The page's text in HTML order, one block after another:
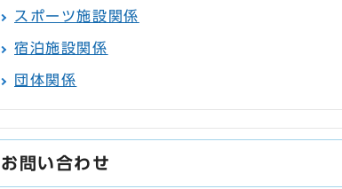
スポーツ施設関係
宿泊施設関係
団体関係
お問い合わせ